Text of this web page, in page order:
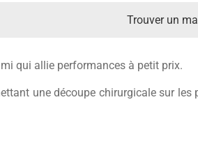
Trouver un
qui allie performances à petit prix.
une découpe chirurgicale sur les